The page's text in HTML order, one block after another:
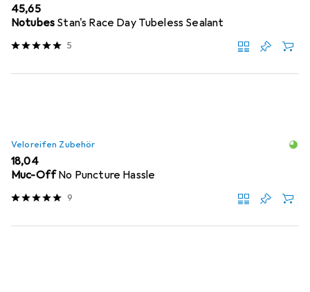
EUR
45,65
Notubes Stan's Race Day Tubeless Sealant
5
Veloreifen Zubehör
EUR
18,04
Muc-OffNo Puncture Hassle
9